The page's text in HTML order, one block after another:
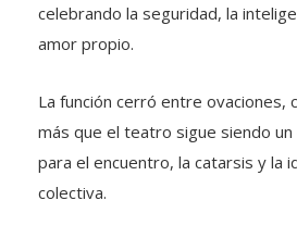
celebrando la seguridad, la
amor propio.
La función cerró entre ovaciones,
más que el teatro sigue siendo
para el encuentro, la catarsis y la
colectiva.